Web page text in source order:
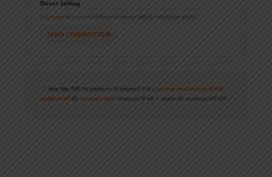
Direct Selling
InstamojoयाGumroad से direct-to-reader selling। Maximum profit।
ZERO COMMISSION
Pro Tip: सिर्फ एक platform पर depend न रहें। Astitva Prakashan के साथ
publish करेंऔरAmazon KDPपर ebook भी रखें — reach और revenue दोनों बढ़ेंगे।